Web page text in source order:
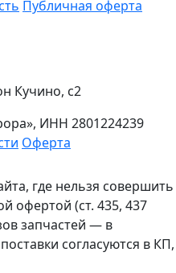
Публичная оферта
Кучино, с2
ИНН 2801224239
Оферта
где нельзя совершить
офертой (ст. 435, 437
запчастей — в
согласуются в КП,